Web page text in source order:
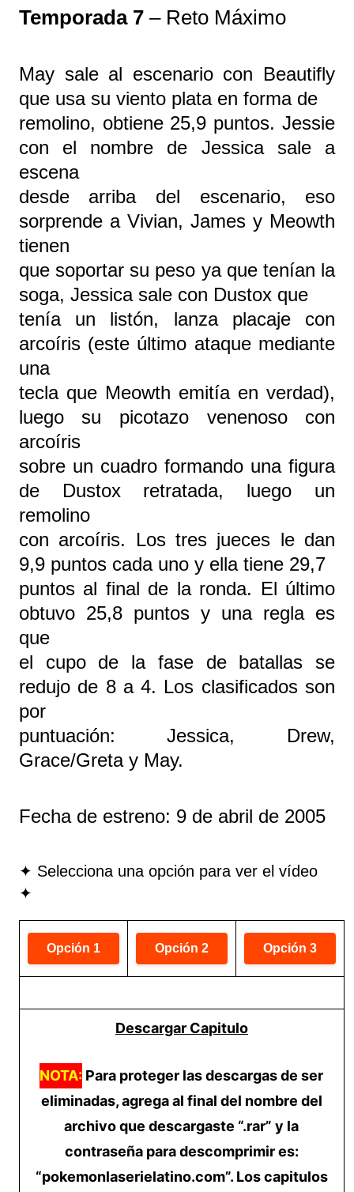
Temporada 7– Reto Máximo
May sale al escenario con Beautifly
que usa su viento plata en forma de
remolino, obtiene 25,9 puntos. Jessie
con el nombre de Jessica sale a
escena
desde arriba del escenario, eso
sorprende a Vivian, James y Meowth
tienen
que soportar su peso ya que tenían la
soga, Jessica sale con Dustox que
tenía un listón, lanza placaje con
arcoíris (este último ataque mediante
una
tecla que Meowth emitía en verdad),
luego su picotazo venenoso con
arcoíris
sobre un cuadro formando una figura
de Dustox retratada, luego un
remolino
con arcoíris. Los tres jueces le dan
9,9 puntos cada uno y ella tiene 29,7
puntos al final de la ronda. El último
obtuvo 25,8 puntos y una regla es
que
el cupo de la fase de batallas se
redujo de 8 a 4. Los clasificados son
por
puntuación: Jessica, Drew,
Grace/Greta y May.
Fecha de estreno: 9 de abril de 2005
✦ Selecciona una opción para ver el vídeo
✦
Descargar Capitulo
NOTA: Para proteger las descargas de ser
eliminadas, agrega al final del nombre del
archivo que descargaste “.rar” y la
contraseña para descomprimir es:
“pokemonlaserielatino.com”. Los capitulos